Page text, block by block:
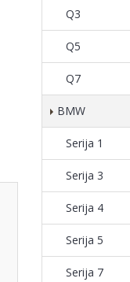
Q3
Q5
Q7
BMW
Serija 1
Serija 3
Serija 4
Serija 5
Serija 7